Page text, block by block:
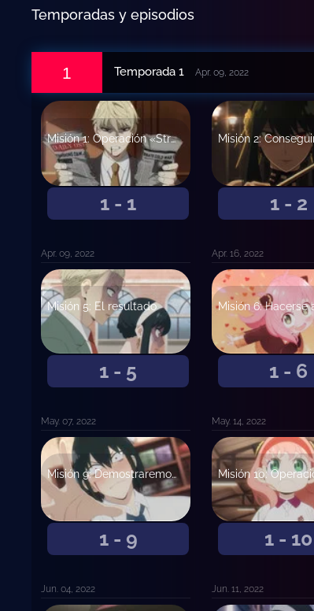
Temporadas y episodios
1 Temporada 1 Apr. 09, 2022
1 - 1
Misión 1: Operación «Strix»
Apr. 09, 2022
1 - 2
Apr. 16, 2022
1 - 5
Misión 5: El resultado
May. 07, 2022
1 - 6
May. 14, 2022
1 - 9
Misión 9: Demostraremos que estamos acaramelados
Jun. 04, 2022
1 - 10
Jun. 11, 2022